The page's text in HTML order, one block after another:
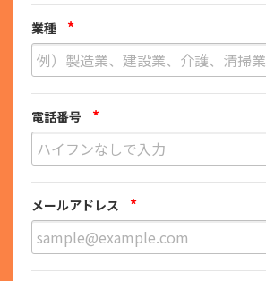
業種 *
電話番号 *
メールアドレス *